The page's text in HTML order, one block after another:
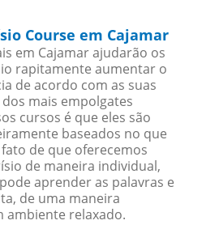
Course em Cajamar
em Cajamar ajudarão os
rapitamente aumentar o
de acordo com as suas
mais empolgates
cursos é que eles são
baseados no que
de que oferecemos
de maneira individual,
aprender as palavras e
de uma maneira
ambiente relaxado.